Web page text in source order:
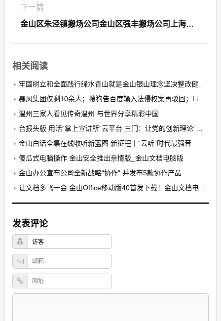
下一篇
金山区朱泾镇搬场公司金山区强丰搬场公司上海金山区搬场公司
相关阅读
牢固树立和全面践行绿水青山就是金山银山理念坚决整改健全机制建设生态环境世界一流的自贸港金山白话
暴风集团仅剩10余人；搜狗告百度输入法侵权案再驳回；Linux 56发布 极客头条金山白话全集在线收听
温州三家人看见传奇温州 与世界分享精彩中国
台报头版 用活“掌上宣讲所”云平台 三门：让党的创新理论“随身听”金山白话全集在线收听
金山白话全集在线收听新蓝图 新征程丨“云听”时代最强音
傻瓜式电脑操作 金山安全推出亲情版_金山文档电脑版
金山办公宣布公司全新战略“协作” 并发布5款协作产品
让文档多飞一会 金山Office移动版40首发下载！金山文档电脑版
发表评论